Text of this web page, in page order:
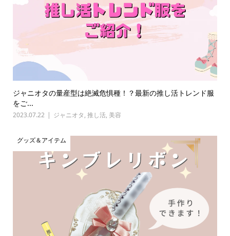
ジャニオタの量産型は絶滅危惧種！？最新の推し活トレンド服
をご...
2023.07.22 ジャニオタ, 推し活, 美容
グッズ＆アイテム